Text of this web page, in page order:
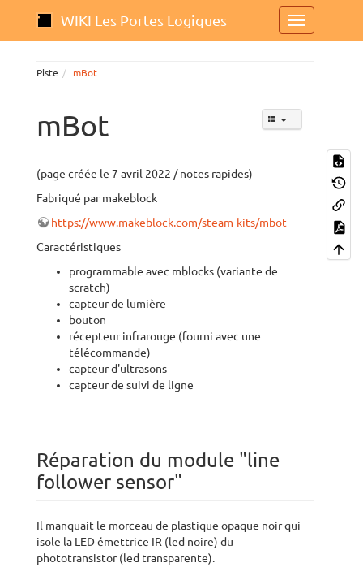
WIKI Les Portes Logiques
Piste mBot
mBot
(page créée le 7 avril 2022 / notes rapides)
Fabriqué par makeblock
https://www.makeblock.com/steam-kits/mbot
Caractéristiques
programmable avec mblocks (variante de
scratch)
capteur de lumière
bouton
récepteur infrarouge (fourni avec une
télécommande)
capteur d'ultrasons
capteur de suivi de ligne
Réparation du module "line
follower sensor"
Il manquait le morceau de plastique opaque noir qui
isole la LED émettrice IR (led noire) du
phototransistor (led transparente).